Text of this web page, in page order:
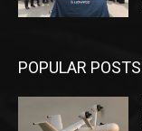
POPULAR POSTS